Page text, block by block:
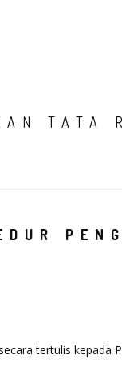
TATA
tertulis kepada